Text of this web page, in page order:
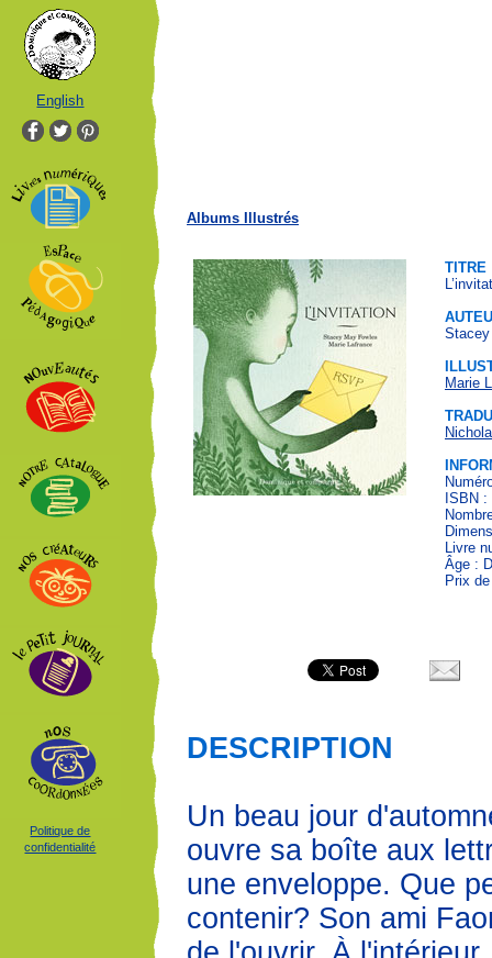
English
Politique de
confidentialité
Albums Illustrés
TITRE
Marie
ISBN :
Livre
Âge :
Prix
DESCRIPTION
Un beau jour
ouvre sa boîte aux
une enveloppe. Que
contenir? Son ami